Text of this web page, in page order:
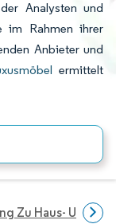
Analysten und
im Rahmen ihrer
Anbieter und
ermittelt
Zu Haus- Und